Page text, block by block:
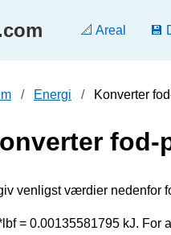
📐 Areal 💾
Energi Konverter
venligst værdier nedenfor
= 0.00135581795 kJ. For